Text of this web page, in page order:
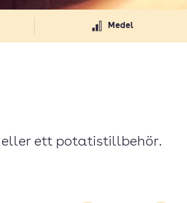
Medel
eller ett potatistillbehör.